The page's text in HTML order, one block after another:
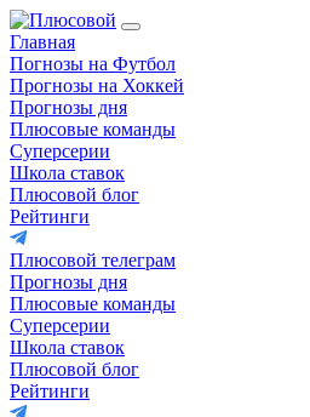
Главная
Погнозы на Футбол
Прогнозы на Хоккей
Прогнозы дня
Плюсовые команды
Суперсерии
Школа ставок
Плюсовой блог
Рейтинги
Плюсовой телеграм
Прогнозы дня
Плюсовые команды
Суперсерии
Школа ставок
Плюсовой блог
Рейтинги